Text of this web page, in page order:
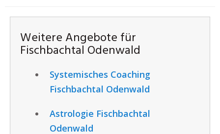
Weitere Angebote für
Fischbachtal Odenwald
Systemisches Coaching
Fischbachtal Odenwald
Astrologie Fischbachtal
Odenwald